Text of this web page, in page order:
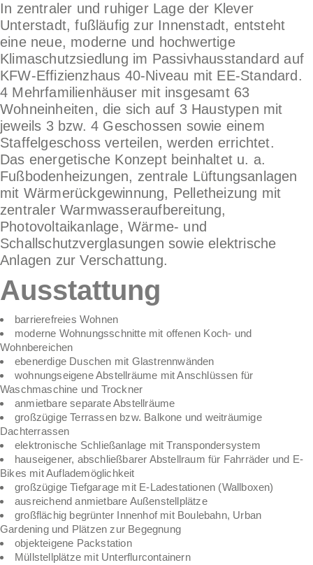
In zentraler und ruhiger Lage der Klever
Unterstadt, fußläufig zur Innenstadt, entsteht
eine neue, moderne und hochwertige
Klimaschutzsiedlung im Passivhausstandard auf
KFW-Effizienzhaus 40-Niveau mit EE-Standard.
4 Mehrfamilienhäuser mit insgesamt 63
Wohneinheiten, die sich auf 3 Haustypen mit
jeweils 3 bzw. 4 Geschossen sowie einem
Staffelgeschoss verteilen, werden errichtet.
Das energetische Konzept beinhaltet u. a.
Fußbodenheizungen, zentrale Lüftungsanlagen
mit Wärmerückgewinnung, Pelletheizung mit
zentraler Warmwasseraufbereitung,
Photovoltaikanlage, Wärme- und
Schallschutzverglasungen sowie elektrische
Anlagen zur Verschattung.
Ausstattung
barrierefreies Wohnen
moderne Wohnungsschnitte mit offenen Koch- und
Wohnbereichen
ebenerdige Duschen mit Glastrennwänden
wohnungseigene Abstellräume mit Anschlüssen für
Waschmaschine und Trockner
anmietbare separate Abstellräume
großzügige Terrassen bzw. Balkone und weiträumige
Dachterrassen
elektronische Schließanlage mit Transpondersystem
hauseigener, abschließbarer Abstellraum für Fahrräder und E-
Bikes mit Auflademöglichkeit
großzügige Tiefgarage mit E-Ladestationen (Wallboxen)
ausreichend anmietbare Außenstellplätze
großflächig begrünter Innenhof mit Boulebahn, Urban
Gardening und Plätzen zur Begegnung
objekteigene Packstation
Müllstellplätze mit Unterflurcontainern